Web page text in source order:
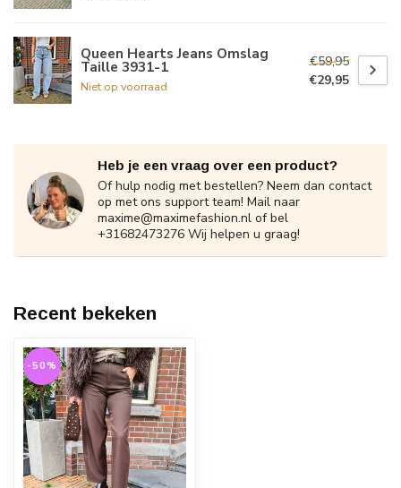
Queen Hearts Jeans Omslag
Taille 3931-1
Niet op voorraad
€59,95
€29,95
Heb je een vraag over een product?
Of hulp nodig met bestellen? Neem dan contact
op met ons support team! Mail naar
maxime@maximefashion.nl of bel
+31682473276 Wij helpen u graag!
Recent bekeken
-50%